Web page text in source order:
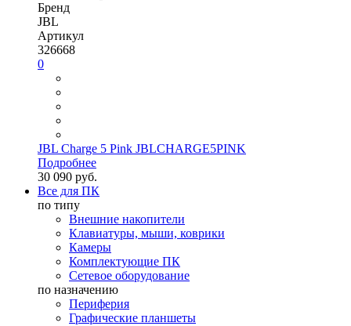
Бренд
JBL
Артикул
326668
0
JBL Charge 5 Pink JBLCHARGE5PINK
Подробнее
30 090 руб.
Все для ПК
по типу
Внешние накопители
Клавиатуры, мыши, коврики
Камеры
Комплектующие ПК
Сетевое оборудование
по назначению
Периферия
Графические планшеты